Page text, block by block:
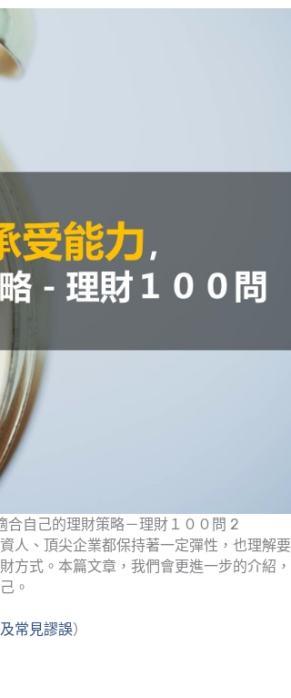
合自己的理財策略－理財１００問 2
人、頂尖企業都保持著一定彈性，也理解要
方式。本篇文章，我們會更進一步的介紹，
。
常見謬誤）